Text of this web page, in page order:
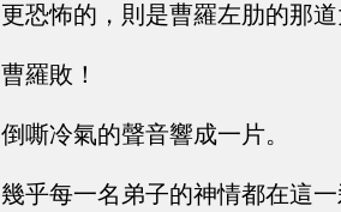
更恐怖的，則是曹羅左肋的那
曹羅敗！
倒嘶冷氣的聲音響成一片。
幾乎每一名弟子的神情都在這